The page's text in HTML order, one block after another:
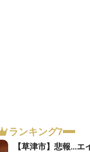
ランキング7
【草津市】悲報...エ